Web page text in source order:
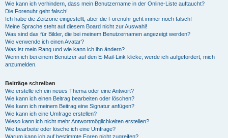
Wie kann ich verhindern, dass mein Benutzername in der Online-Liste auftaucht?
Die Forenuhr geht falsch!
Ich habe die Zeitzone eingestellt, aber die Forenuhr geht immer noch falsch!
Meine Sprache steht auf diesem Board nicht zur Auswahl!
Was sind das für Bilder, die bei meinem Benutzernamen angezeigt werden?
Wie verwende ich einen Avatar?
Was ist mein Rang und wie kann ich ihn ändern?
Wenn ich bei einem Benutzer auf den E-Mail-Link klicke, werde ich aufgefordert, mich
anzumelden.
Beiträge schreiben
Wie erstelle ich ein neues Thema oder eine Antwort?
Wie kann ich einen Beitrag bearbeiten oder löschen?
Wie kann ich meinem Beitrag eine Signatur anfügen?
Wie kann ich eine Umfrage erstellen?
Wieso kann ich nicht mehr Antwortmöglichkeiten erstellen?
Wie bearbeite oder lösche ich eine Umfrage?
Warum kann ich auf bestimmte Foren nicht zugreifen?